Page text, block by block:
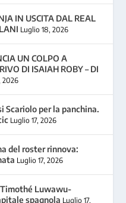
IN USCITA DAL REAL
Luglio 18, 2026
UN COLPO A
DI ISAIAH ROBY – DI
2026
Scariolo per la panchina.
Luglio 17, 2026
del roster rinnova:
Luglio 17, 2026
Luwawu-
spagnola Luglio 17,